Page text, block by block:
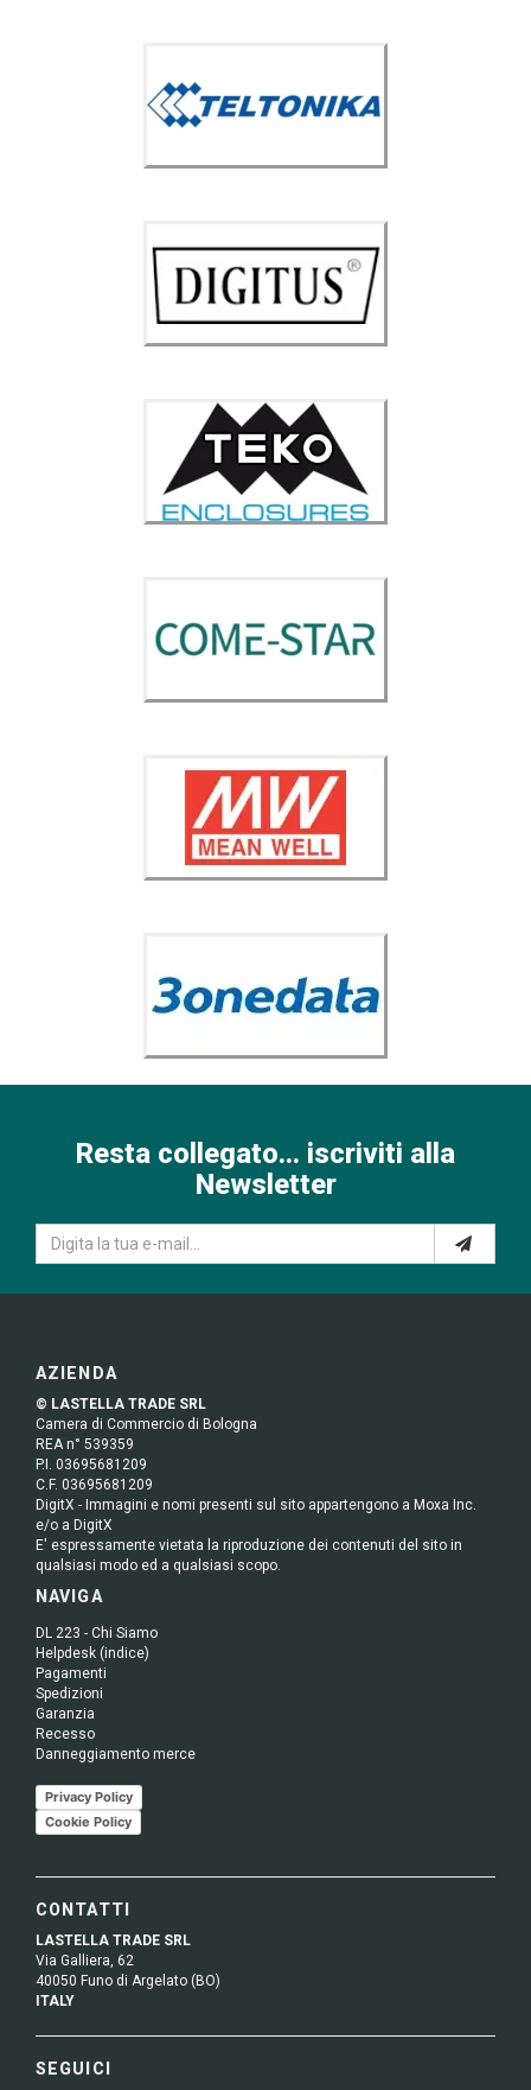
Resta collegato... iscriviti alla
Newsletter
AZIENDA
© LASTELLA TRADE SRL
Camera di Commercio di Bologna
REA n° 539359
P.I. 03695681209
C.F. 03695681209
DigitX - Immagini e nomi presenti sul sito appartengono a Moxa Inc.
e/o a DigitX
E' espressamente vietata la riproduzione dei contenuti del sito in
qualsiasi modo ed a qualsiasi scopo.
NAVIGA
DL 223 - Chi Siamo
Helpdesk (indice)
Pagamenti
Spedizioni
Garanzia
Recesso
Danneggiamento merce
Privacy Policy
Cookie Policy
CONTATTI
LASTELLA TRADE SRL
Via Galliera, 62
40050 Funo di Argelato (BO)
ITALY
SEGUICI